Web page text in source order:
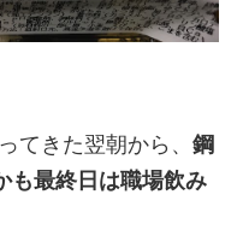
てきた翌朝から、 鋼
も最終日は職場飲み